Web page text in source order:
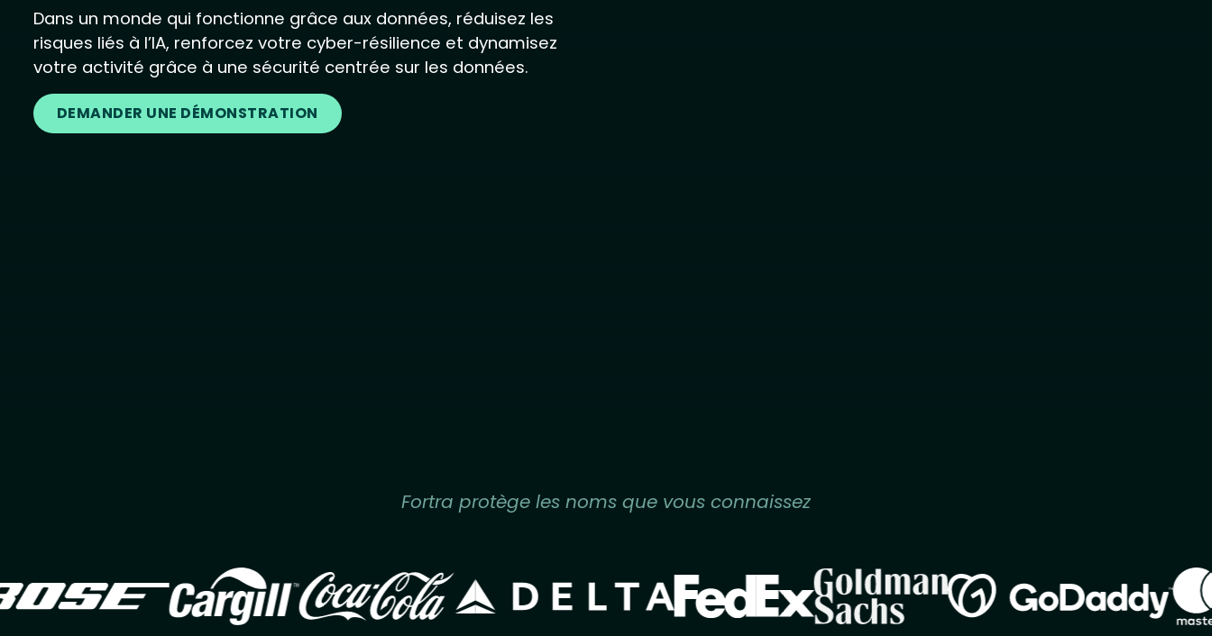
Dans un monde qui fonctionne grâce aux données, réduisez les
risques liés à l’IA, renforcez votre cyber-résilience et dynamisez
votre activité grâce à une sécurité centrée sur les données.
DEMANDER UNE DÉMONSTRATION
Fortra protège les noms que vous connaissez
Image Image Image Image Image Image